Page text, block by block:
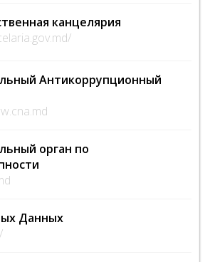
канцелярия
Антикоррупционный
орган по
Данных